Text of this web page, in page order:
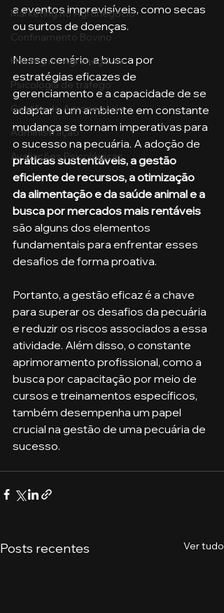
Marketing no Agronegócio
Confinamento Bovino
Holding no Agronegócio
Psicologia de tráfego
Gestão do Agronegócio
Administração
Avaliações Psicológicas
a eventos imprevisíveis, como secas
ou surtos de doenças.
Nesse cenário, a busca por
estratégias eficazes de
gerenciamento e a capacidade de se
adaptar a um ambiente em constante
mudança se tornam imperativas para
o sucesso na pecuária. A adoção de
práticas sustentáveis, a gestão
eficiente de recursos, a otimização
da alimentação e da saúde animal e a
busca por mercados mais rentáveis
são alguns dos elementos
fundamentais para enfrentar esses
desafios de forma proativa.
Portanto, a gestão eficaz é a chave
para superar os desafios da pecuária
e reduzir os riscos associados a essa
atividade. Além disso, o constante
aprimoramento profissional, como a
busca por capacitação por meio de
cursos e treinamentos específicos,
também desempenha um papel
crucial na gestão de uma pecuária de
sucesso.
Posts recentes Ver tudo